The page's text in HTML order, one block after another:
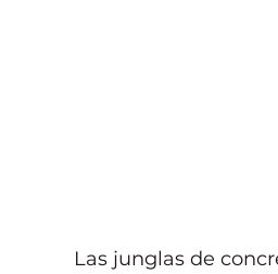
Las junglas de